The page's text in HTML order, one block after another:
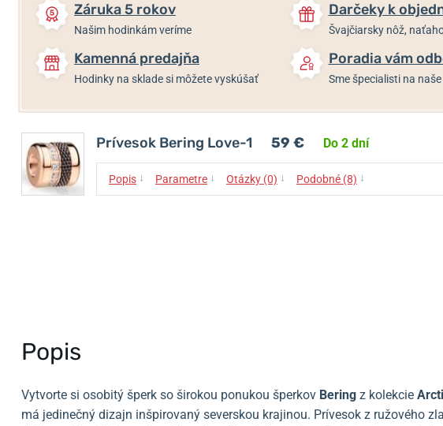
Záruka 5 rokov
Našim hodinkám veríme
Darčeky k
Švajčiarsky nôž,
Kamenná predajňa
Hodinky na sklade si môžete vyskúšať
Poradia vám
Sme špecialisti na
Prívesok Bering Love-1 59 € Do 2 dní
Popis ↓ Parametre ↓ Otázky (0) ↓ Podobné (8) ↓
Popis
Vytvorte si osobitý šperk so širokou ponukou šperkov Bering z kolekcie
má jedinečný dizajn inšpirovaný severskou krajinou. Prívesok z ružového